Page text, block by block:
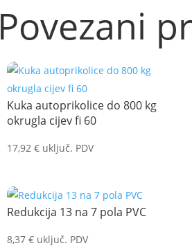
Povezani
Kuka autoprikolice do 800 kg
okrugla cijev fi 60
17,92€ uključ. PDV
Redukcija 13 na 7 pola PVC
8,37€ uključ. PDV